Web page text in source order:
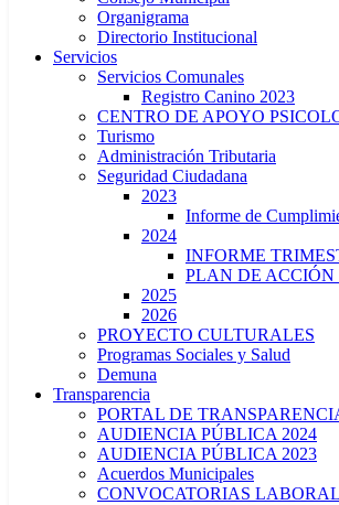
Organigrama
Directorio Institucional
Servicios
Servicios Comunales
Registro Canino 2023
CENTRO DE APOYO
Turismo
Administración Tributaria
Seguridad Ciudadana
2023
Informe de
2024
INFORME
PLAN DE ACCIÓN
2025
2026
PROYECTO CULTURALES
Programas Sociales y Salud
Demuna
Transparencia
PORTAL DE
AUDIENCIA PÚBLICA 2024
AUDIENCIA PÚBLICA 2023
Acuerdos Municipales
CONVOCATORIAS